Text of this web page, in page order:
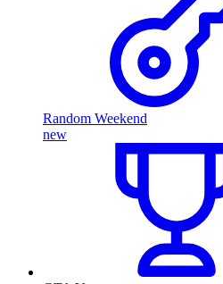
Random Weekend
new